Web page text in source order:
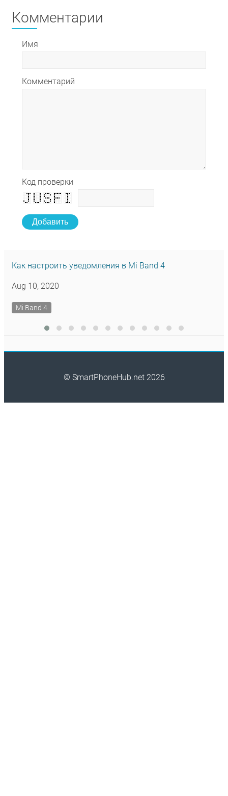
Комментарии
Имя
Комментарий
Код проверки
Добавить
Как настроить уведомления в Mi Band 4
Aug 10, 2020
Mi Band 4
© SmartPhoneHub.net 2026